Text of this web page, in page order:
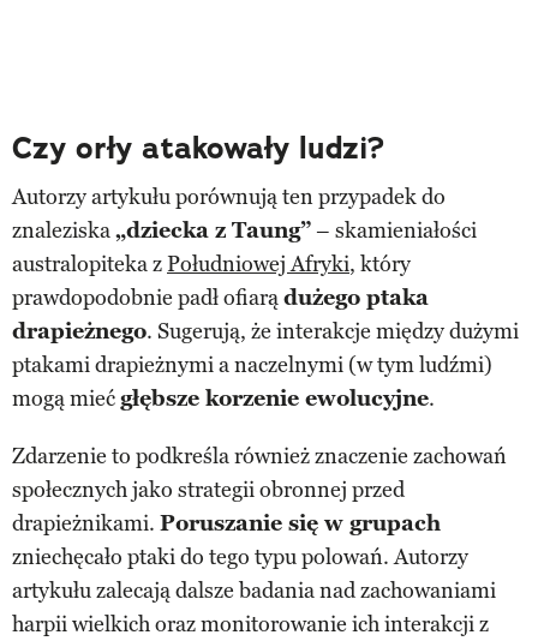
Czy orły atakowały ludzi?
Autorzy artykułu porównują ten przypadek do
znaleziska„dziecka z Taung”– skamieniałości
australopiteka zPołudniowej Afryki, który
prawdopodobnie padł ofiarądużego ptaka
drapieżnego. Sugerują, że interakcje między dużymi
ptakami drapieżnymi a naczelnymi (w tym ludźmi)
mogą miećgłębsze korzenie ewolucyjne.
Zdarzenie to podkreśla również znaczenie zachowań
społecznych jako strategii obronnej przed
drapieżnikami. Poruszanie się w grupach
zniechęcało ptaki do tego typu polowań. Autorzy
artykułu zalecają dalsze badania nad zachowaniami
harpii wielkich oraz monitorowanie ich interakcji z